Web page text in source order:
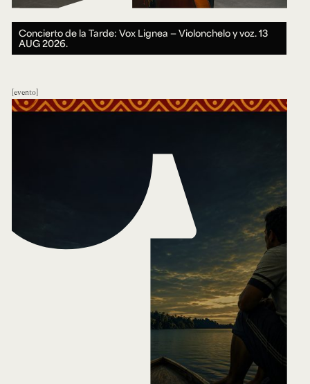
Concierto de la Tarde: Vox Lignea — Violonchelo y voz.13
AUG 2026.
evento